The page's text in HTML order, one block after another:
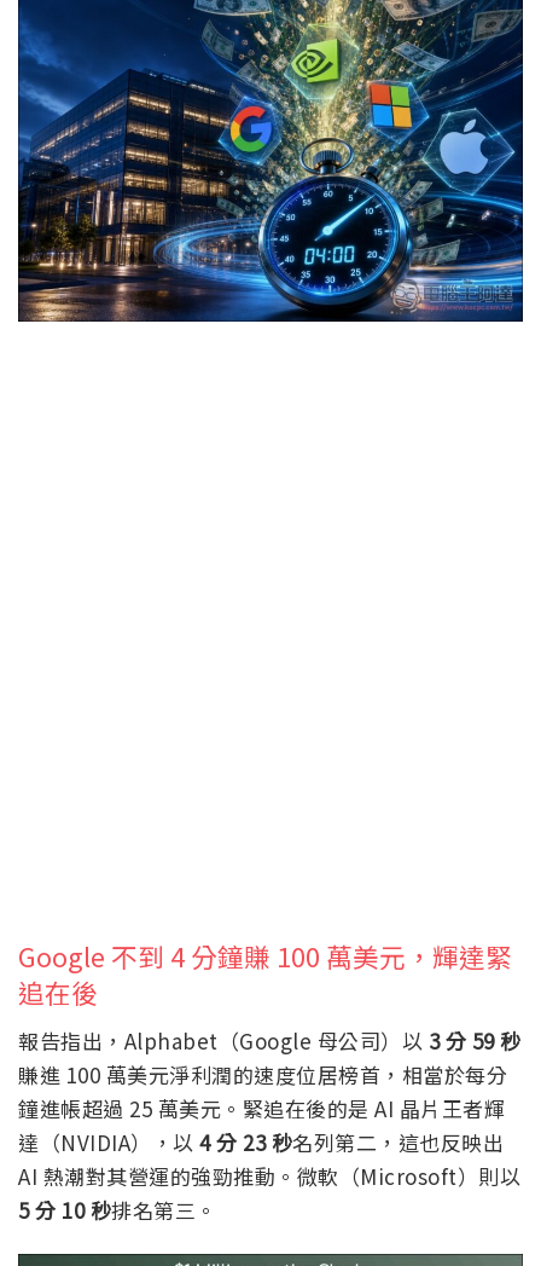
Google 不到 4 分鐘賺 100 萬美元，輝達緊
追在後
報告指出，Alphabet（Google 母公司）以 3 分 59 秒
賺進 100 萬美元淨利潤的速度位居榜首，相當於每分
鐘進帳超過 25 萬美元。緊追在後的是 AI 晶片王者輝
達（NVIDIA），以 4 分 23 秒名列第二，這也反映出
AI 熱潮對其營運的強勁推動。微軟（Microsoft）則以
5 分 10 秒排名第三。